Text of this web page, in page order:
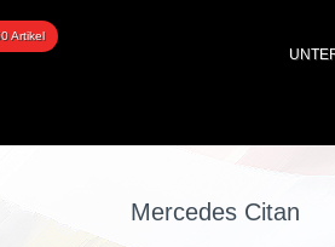
upgraded
Artikel
Mercedes Citan